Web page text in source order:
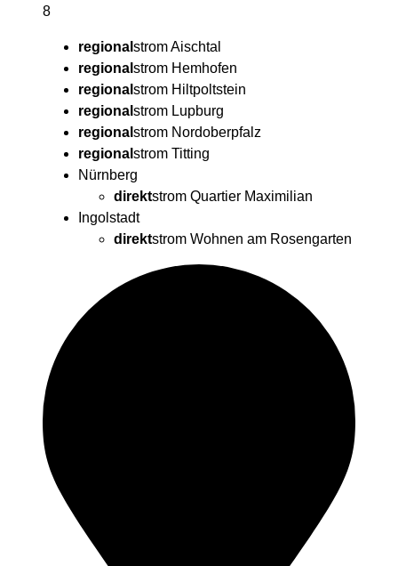
8
regional strom Aischtal
regional strom Hemhofen
regional strom Hiltpoltstein
regional strom Lupburg
regional strom Nordoberpfalz
regional strom Titting
Nürnberg
direktstrom Quartier Maximilian
Ingolstadt
direktstrom Wohnen am Rosengarten